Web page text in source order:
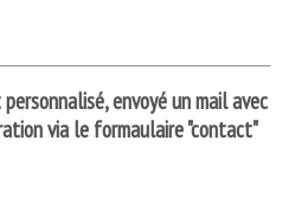
envoyé un mail avec
via le formaulaire "contact"